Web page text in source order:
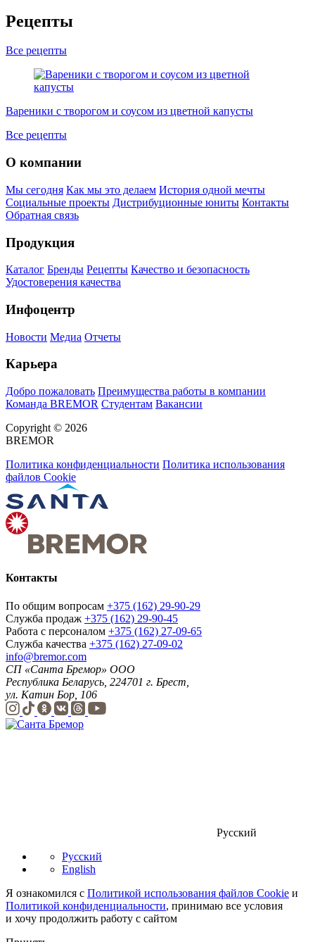
Рецепты
Все рецепты
Вареники с творогом и соусом из цветной капусты
Все рецепты
О компании
Мы сегодня Как мы это делаем История одной мечты
Социальные проекты Дистрибуционные юниты Контакты
Обратная связь
Продукция
Каталог Бренды Рецепты Качество и безопасность
Удостоверения качества
Инфоцентр
Новости Медиа Отчеты
Карьера
Добро пожаловать Преимущества работы в компании
Команда BREMOR Студентам Вакансии
Copyright © 2026
BREMOR
Политика конфиденциальности Политика использования
файлов Cookie
Контакты
По общим вопросам +375 (162) 29-90-29
Служба продаж +375 (162) 29-90-45
Работа с персоналом +375 (162) 27-09-65
Служба качества +375 (162) 27-09-02
info@bremor.com
СП «Санта Бремор» ООО
Республика Беларусь, 224701 г. Брест,
ул. Катин Бор, 106
Русский
Русский
English
Я ознакомился с Политикой использования файлов Cookie и
Политикой конфиденциальности, принимаю все условия
и хочу продолжить работу с сайтом